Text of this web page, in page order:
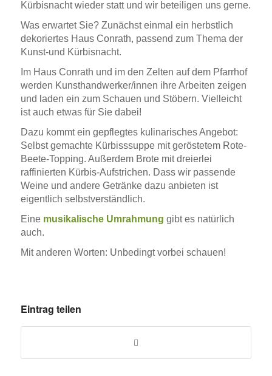
Kürbisnachtwieder statt und wir beteiligen uns gerne.
Was erwartet Sie? Zunächst einmal ein herbstlich
dekoriertes Haus Conrath, passend zum Thema der
Kunst-und Kürbisnacht.
Im Haus Conrath und im den Zelten auf dem Pfarrhof
werden Kunsthandwerker/innen ihre Arbeiten zeigen
und laden ein zum Schauen und Stöbern. Vielleicht
ist auch etwas für Sie dabei!
Dazu kommt ein gepflegtes kulinarisches Angebot:
Selbst gemachte Kürbisssuppe mit geröstetem Rote-
Beete-Topping. Außerdem Brote mit dreierlei
raffinierten Kürbis-Aufstrichen. Dass wir passende
Weineund andere Getränkedazu anbieten ist
eigentlich selbstverständlich.
Eine musikalische Umrahmung gibt es natürlich
auch.
Mit anderen Worten: Unbedingt vorbei schauen!
Eintrag teilen